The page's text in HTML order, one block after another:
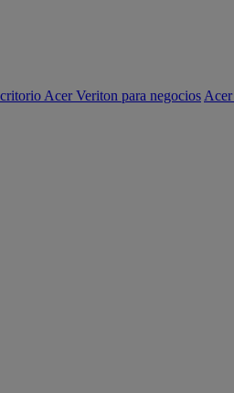
Acer Veriton para negocios